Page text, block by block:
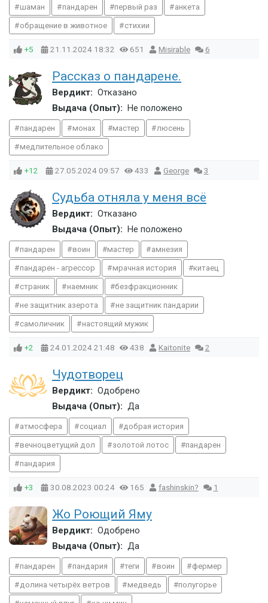
шаман пандарен первый раз анкета
обращение в животное стихии
+5 21.11.2024 18:32 651 Misirable 6
Рассказ о пандарене.
Вердикт: Отказано
Выдача (Опыт):
Не положено
пандарен монах мастер люсень
медлительное облако
+12 27.05.2024 09:57 433 George 3
Судьба отняла у меня всё
Вердикт: Отказано
Выдача (Опыт):
Не положено
пандарен воин мастер амнезия
пандарен - агрессор мрачная история китаец
страник наемник безфракционник
не защитник азерота не защитник пандарии
самоличник настоящий мужик
+2 24.01.202421:48 438 Kaitonite 2
Чудотворец
Вердикт: Одобрено
Выдача (Опыт): Да
атмосфера социал добрая история
вечноцветущий дол золотой лотос пандарен
пандария
+3 30.08.2023 00:24 165 fashinskin? 1
Жо Роющий Яму
Вердикт: Одобрено
Выдача (Опыт): Да
пандарен пандария теги воин фермер
долина четырёх ветров медведь полугорье